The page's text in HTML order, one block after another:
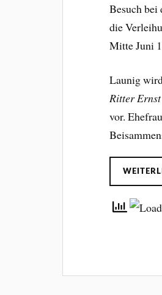
Besuch
die
Mitte Juni
Launig
Ritter
vor.